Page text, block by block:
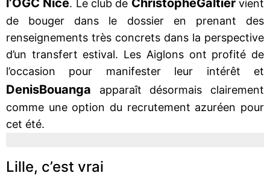
. Le club de
vient
de bouger dans le dossier en prenant des
renseignements très concrets dans la perspective
d’un transfert estival. Les Aiglons ont profité de
l’occasion pour manifester leur intérêt et
DenisBouanga apparaît désormais clairement
comme une option du recrutement azuréen pour
cet été.
Lille, c’est vrai